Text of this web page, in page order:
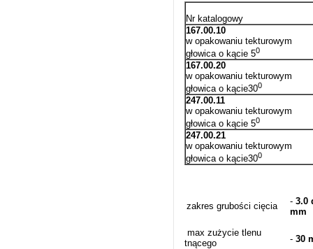
Nr katalogowy
167.00.10
w opakowaniu tekturowym
głowica o kącie 50
167.00.20
w opakowaniu tekturowym
głowica o kącie300
247.00.11
w opakowaniu tekturowym
głowica o kącie 50
247.00.21
w opakowaniu tekturowym
głowica o kącie300
zakres grubości cięcia - 3.0
mm
max zużycie tlenu
tnącego
- 30